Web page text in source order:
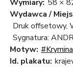
Wymiary: 58 ×
Wydawca /
Druk offsetowy,
Sygnatura:
Motyw:
Id. plakatu: